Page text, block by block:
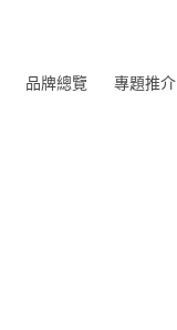
品牌總覽 專題推介